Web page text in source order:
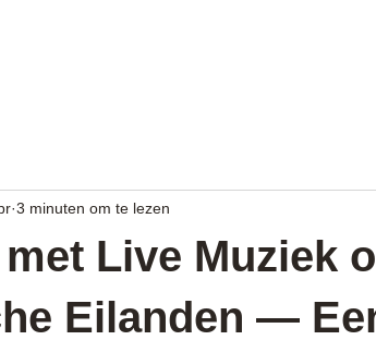
Live Muziek
Eilanden —
3 minuten om te lezen